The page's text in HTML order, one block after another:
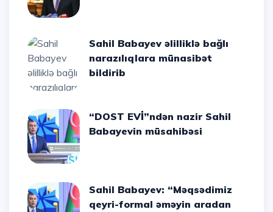
Sahil Babayev əlilliklə bağlı
narazılıqlara münasibət
bildirib
“DOST EVİ”ndən nazir Sahil
Babayevin müsahibəsi
Sahil Babayev: “Məqsədimiz
qeyri-formal əməyin aradan